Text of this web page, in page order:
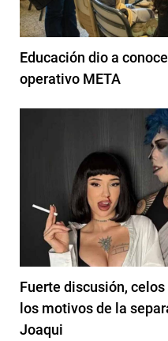
Educación dio a
operativo META
Fuerte discusión,
los motivos de la
Joaqui